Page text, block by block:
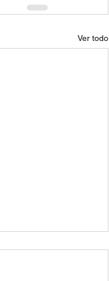
Ver todo